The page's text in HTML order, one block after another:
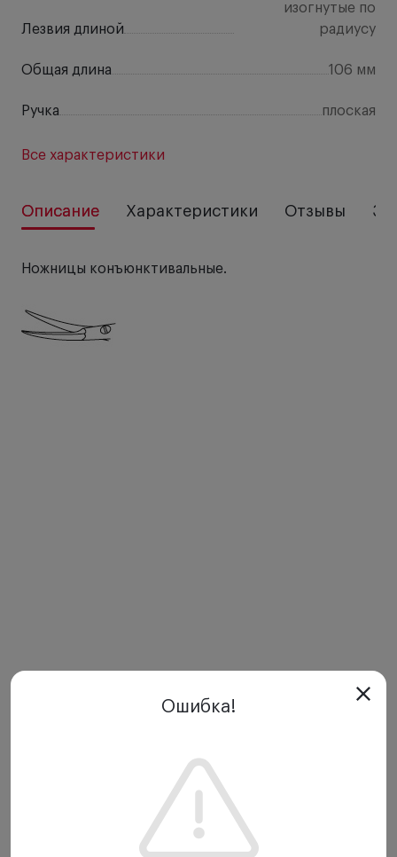
Лезвия длиной
изогнутые по
радиусу
Общая длина 106 мм
Ручка плоская
Все характеристики
Описание Характеристики Отзывы
Ножницы конъюнктивальные.
Ошибка!